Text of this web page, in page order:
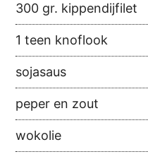
300 gr. kippendijfilet
1 teen knoflook
sojasaus
peper en zout
wokolie